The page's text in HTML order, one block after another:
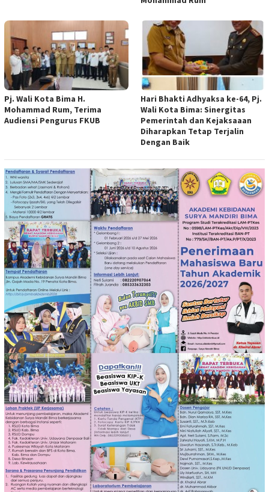
Pj. Wali Kota Bima H.
Mohammad Rum, Terima
Audiensi Pengurus FKUB
Hari Bhakti Adhyaksa ke-64, Pj.
Wali Kota Bima: Sinergitas
Pemerintah dan Kejaksaaan
Diharapkan Tetap Terjalin
Dengan Baik